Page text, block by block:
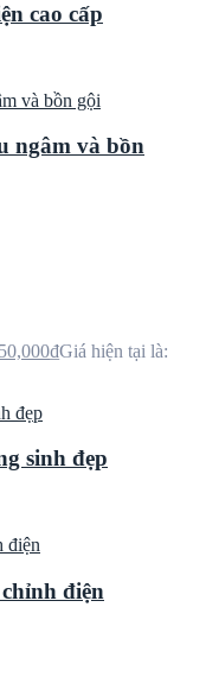
cao cấp
ngâm và bồn
₫Giá hiện tại là:
sinh đẹp
điện